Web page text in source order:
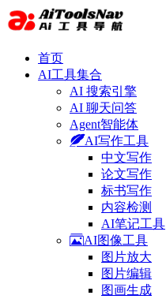
首页
AI工具集合
AI 搜索引擎
AI 聊天问答
Agent智能体
AI写作工具
中文写作
论文写作
标书写作
内容检测
AI笔记工具
AI图像工具
图片放大
图片编辑
图画生成